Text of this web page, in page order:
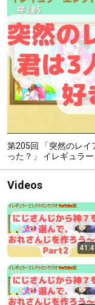
第205回 「突然のレ
った？」 イレギュラ
Videos